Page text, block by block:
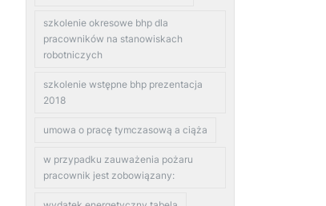
szkolenie okresowe bhp dla
pracowników na stanowiskach
robotniczych
szkolenie wstępne bhp prezentacja
2018
umowa o pracę tymczasową a ciąża
w przypadku zauważenia pożaru
pracownik jest zobowiązany: